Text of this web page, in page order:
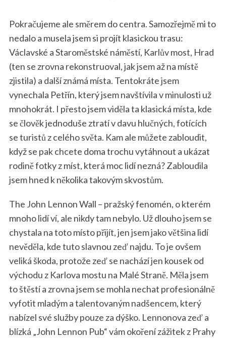
Pokračujeme ale směrem do centra. Samozřejmě mi to
nedalo a musela jsem si projít klasickou trasu:
Václavské a Staroměstské náměstí, Karlův most, Hrad
(ten se zrovna rekonstruoval, jak jsem až na místě
zjistila) a další známá místa. Tentokráte jsem
vynechala Petřín, který jsem navštívila v minulosti už
mnohokrát. I přesto jsem viděla ta klasická místa, kde
se člověk jednoduše ztratí v davu hlučných, fotících
se turistů z celého světa. Kam ale můžete zabloudit,
když se pak chcete doma trochu vytáhnout a ukázat
rodině fotky z míst, která moc lidí nezná? Zabloudila
jsem hned k několika takovým skvostům.
The John Lennon Wall – pražský fenomén, o kterém
mnoho lidí ví, ale nikdy tam nebylo. Už dlouho jsem se
chystala na toto místo přijít, jen jsem jako většina lidí
nevěděla, kde tuto slavnou zeď najdu. To je ovšem
veliká škoda, protože zeď se nachází jen kousek od
východu z Karlova mostu na Malé Straně. Měla jsem
to štěstí a zrovna jsem se mohla nechat profesionálně
vyfotit mladým a talentovaným nadšencem, který
nabízel své služby pouze za dýško. Lennonova zeď a
blízká „John Lennon Pub“ vám okoření zážitek z Prahy